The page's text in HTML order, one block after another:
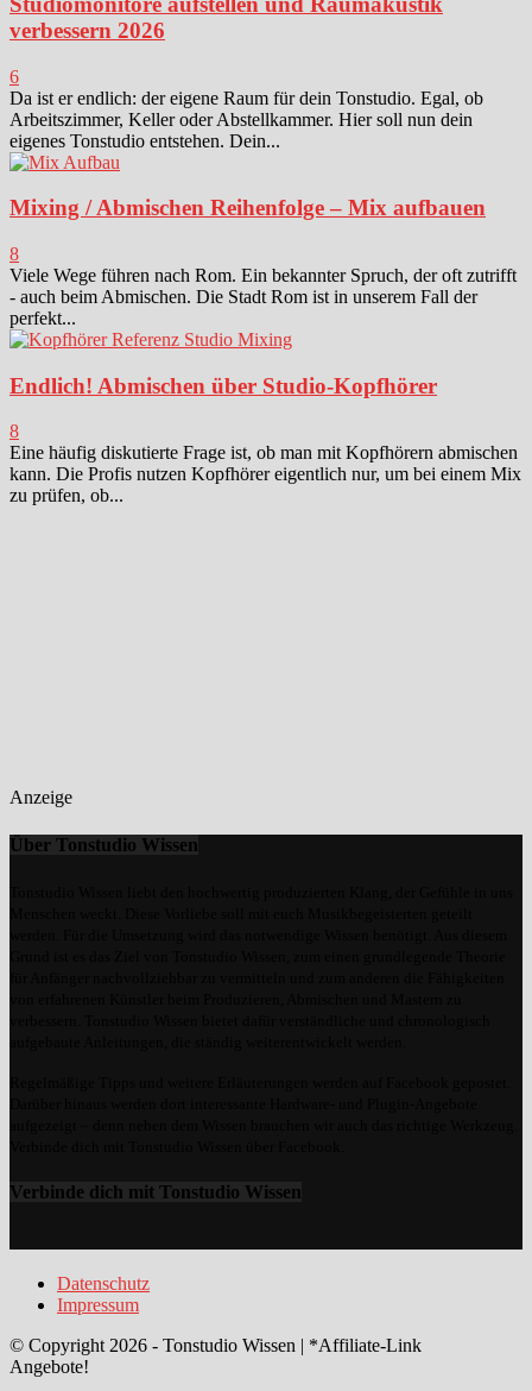
verbessern 2026
6
Da ist er endlich: der eigene Raum für dein Tonstudio. Egal, ob
Arbeitszimmer, Keller oder Abstellkammer. Hier soll nun dein
eigenes Tonstudio entstehen. Dein...
Mixing / Abmischen Reihenfolge – Mix aufbauen
8
Viele Wege führen nach Rom. Ein bekannter Spruch, der oft zutrifft
- auch beim Abmischen. Die Stadt Rom ist in unserem Fall der
perfekt...
Endlich! Abmischen über Studio-Kopfhörer
8
Eine häufig diskutierte Frage ist, ob man mit Kopfhörern abmischen
kann. Die Profis nutzen Kopfhörer eigentlich nur, um bei einem Mix
zu prüfen, ob...
Anzeige
Über Tonstudio Wissen
Verbinde dich mit Tonstudio Wissen
Datenschutz
Impressum
© Copyright 2026 - Tonstudio Wissen | *Affiliate-Link
Angebote!